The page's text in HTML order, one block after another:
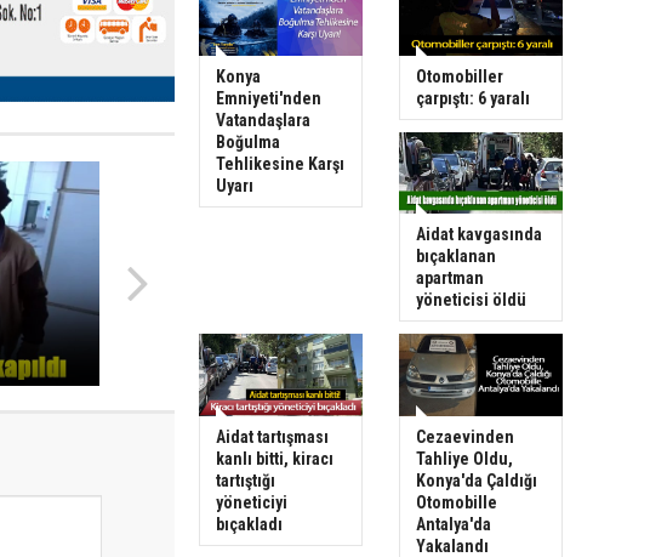
Konya
Emniyeti'nden
Vatandaşlara
Boğulma
Tehlikesine Karşı
Uyarı
Otomobiller
çarpıştı: 6 yaralı
Aidat kavgasında
bıçaklanan
apartman
yöneticisi öldü
Aidat tartışması
kanlı bitti, kiracı
tartıştığı
yöneticiyi
bıçakladı
Cezaevinden
Tahliye Oldu,
Konya'da Çaldığı
Otomobille
Antalya'da
Yakalandı